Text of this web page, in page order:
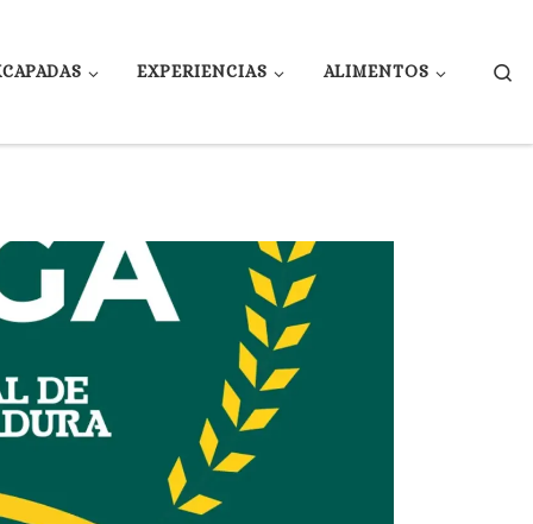
EXPERIENCIAS ALIMENTOS